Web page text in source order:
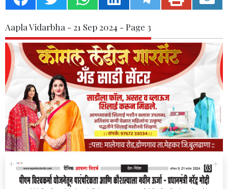
Aapla Vidarbha - 21 Sep 2024 - Page 3